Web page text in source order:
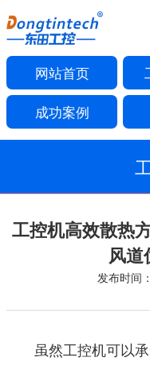
网站首页
成功案例
工控机高效散热
风道
发布时间
虽然工控机可以承